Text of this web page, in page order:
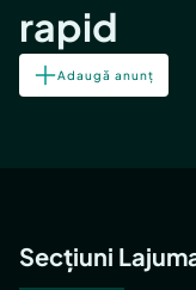
rapid
Adaugă anunț
Secțiuni